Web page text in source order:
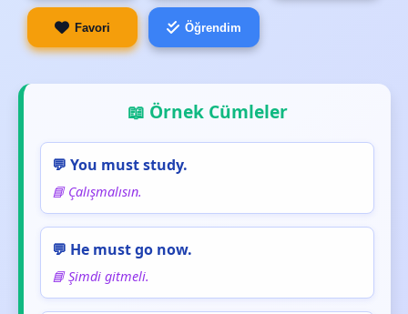
Favori Öğrendim
📖 Örnek Cümleler
💬 You must study.
📘 Çalışmalısın.
💬 He must go now.
📘 Şimdi gitmeli.